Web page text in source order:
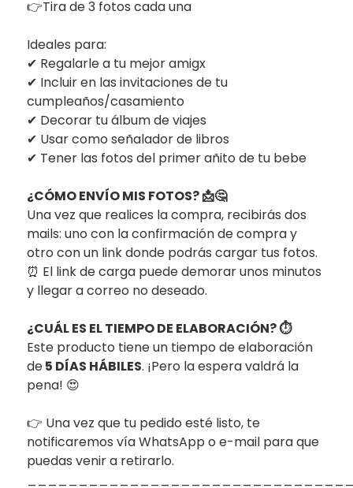
👉Tira de 3 fotos cada una
Ideales para:
✔ Regalarle a tu mejor amigx
✔ Incluir en las invitaciones de tu
cumpleaños/casamiento
✔ Decorar tu álbum de viajes
✔ Usar como señalador de libros
✔ Tener las fotos del primer añito de tu bebe
¿CÓMO ENVÍO MIS FOTOS? 📩🤔
Una vez que realices la compra, recibirás dos
mails: uno con la confirmación de compra y
otro con un link donde podrás cargar tus fotos.
⏰ El link de carga puede demorar unos minutos
y llegar a correo no deseado.
¿CUÁL ES EL TIEMPO DE ELABORACIÓN? ⏱️
Este producto tiene un tiempo de elaboración
de5 DÍAS HÁBILES. ¡Pero la espera valdrá la
pena! 😍
👉 Una vez que tu pedido esté listo, te
notificaremos vía WhatsApp o e-mail para que
puedas venir a retirarlo.